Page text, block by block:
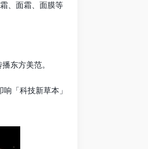
、面霜、面膜等
东方美范。
「科技新草本」